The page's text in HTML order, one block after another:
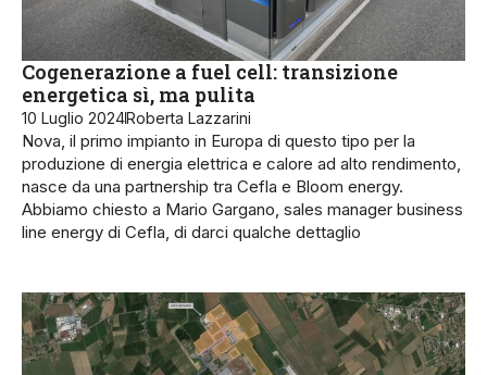
Cogenerazione a fuel cell: transizione
energetica sì, ma pulita
10 Luglio 2024Roberta Lazzarini
Nova, il primo impianto in Europa di questo tipo per la
produzione di energia elettrica e calore ad alto rendimento,
nasce da una partnership tra Cefla e Bloom energy.
Abbiamo chiesto a Mario Gargano, sales manager business
line energy di Cefla, di darci qualche dettaglio